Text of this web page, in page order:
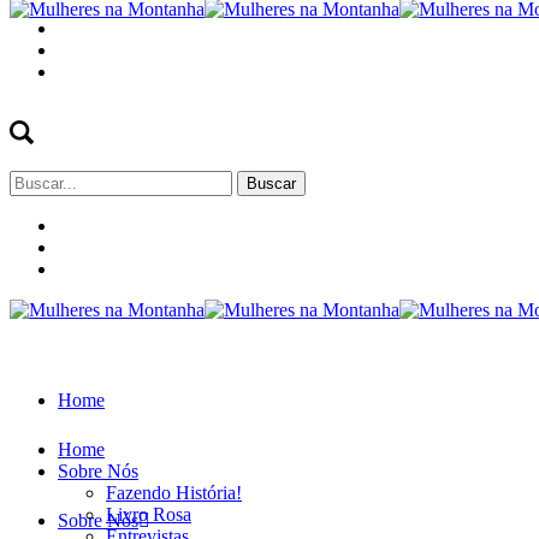
Buscar
por:
Home
Sobre Nós
Home
Sobre Nós
Fazendo História!
Livro Rosa